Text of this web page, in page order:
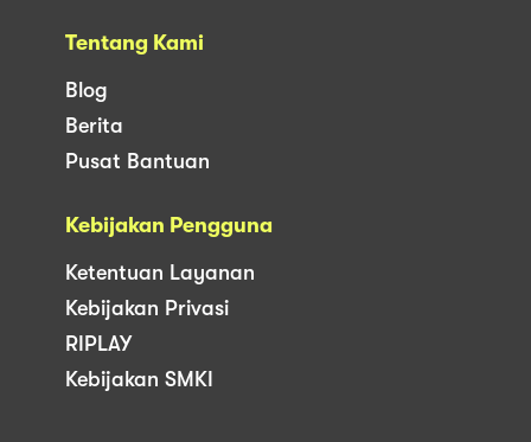
Tentang Kami
Blog
Berita
Pusat Bantuan
Kebijakan Pengguna
Ketentuan Layanan
Kebijakan Privasi
RIPLAY
Kebijakan SMKI